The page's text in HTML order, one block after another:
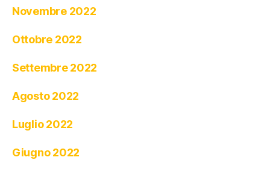
Novembre 2022
Ottobre 2022
Settembre 2022
Agosto 2022
Luglio 2022
Giugno 2022